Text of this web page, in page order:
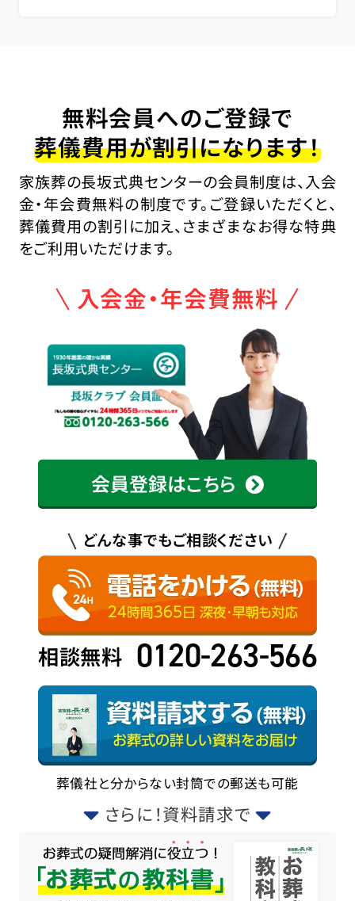
無料会員へのご登録で
葬儀費用が割引になります！
家族葬の長坂式典センターの会員制度は、入会
金・年会費無料の制度です。ご登録いただくと、
葬儀費用の割引に加え、さまざまなお得な特典
をご利用いただけます。
会員登録はこちら
入会金・年会費無料
どんな事でもご相談ください
相談無料 0120-263-566
葬儀社と分からない封筒での郵送も可能
さらに！資料請求で